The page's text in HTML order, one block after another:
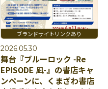
2026.05.30
舞台『ブルーロック -Re
EPISODE 凪-』の書店キャ
ンペーンに、くまざわ書店